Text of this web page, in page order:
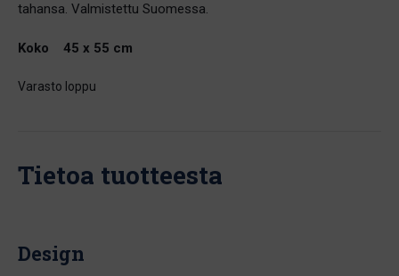
tahansa. Valmistettu Suomessa.
Koko 45 x 55 cm
Varasto loppu
Tietoa tuotteesta
Design